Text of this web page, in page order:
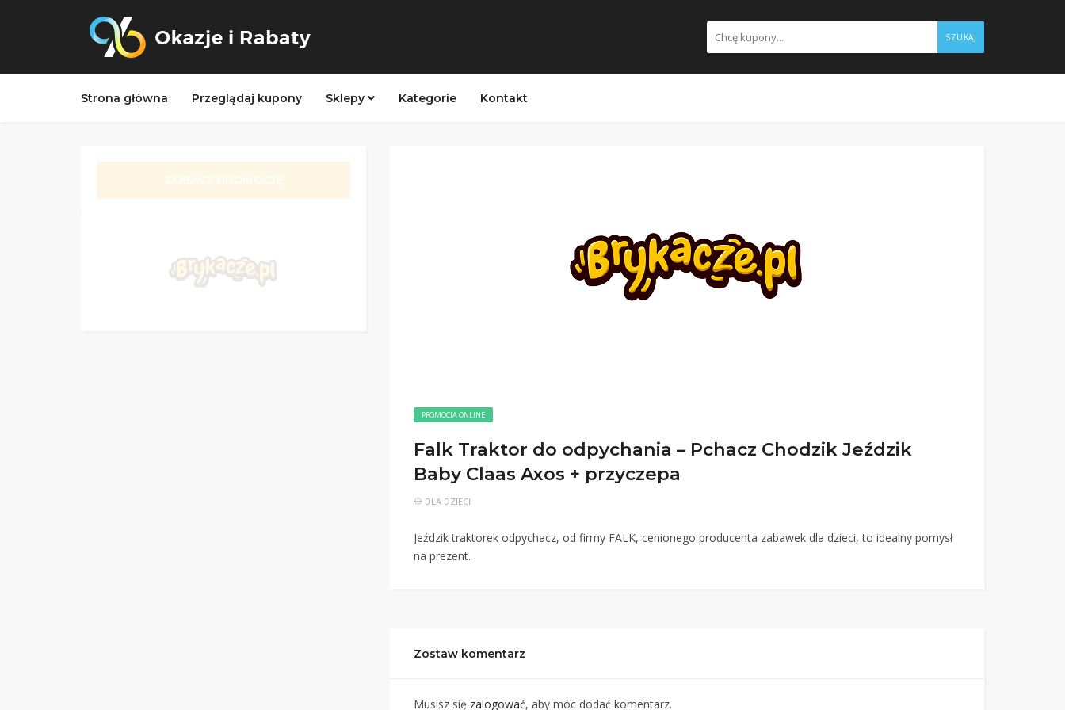
SZUKAJ
Strona główna Przeglądaj kupony Sklepy Kategorie Kontakt
ZOBACZ PROMOCJĘ
PROMOCJA ONLINE
Falk Traktor do odpychania – Pchacz Chodzik Jeździk
Baby Claas Axos + przyczepa
DLA DZIECI
Jeździk traktorek odpychacz, od firmy FALK, cenionego producenta zabawek dla dzieci, to idealny pomysł
na prezent.
Zostaw komentarz
Musisz się zalogować, aby móc dodać komentarz.